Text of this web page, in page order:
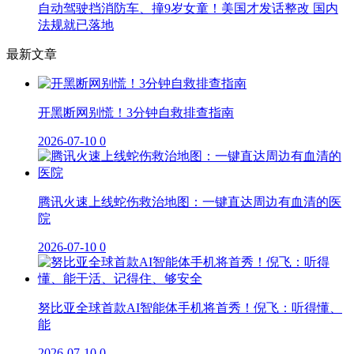
自动驾驶挡消防车、撞9岁女童！美国才发话整改 国内
法规就已落地
最新文章
开黑断网别慌！3分钟自救排查指南
2026-07-10 0
腾讯火速上线蛇伤救治地图：一键直达周边有血清的医
院
2026-07-10 0
努比亚全球首款AI智能体手机将首秀！倪飞：听得懂、
能